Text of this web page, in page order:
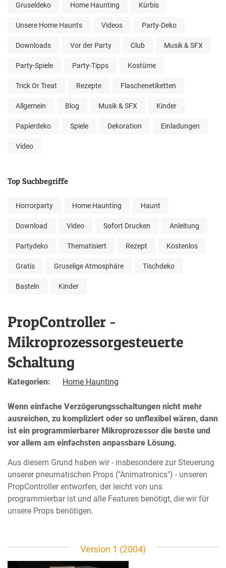
Gruseldeko Home Haunting Kürbis
Unsere Home Haunts Videos Party-Deko
Downloads Vor der Party Club Musik & SFX
Party-Spiele Party-Tipps Kostüme
Trick Or Treat Rezepte Flaschenetiketten
Allgemein Blog Musik & SFX Kinder
Papierdeko Spiele Dekoration Einladungen
Video
Top Suchbegriffe
Horrorparty Home Haunting Haunt
Download Video Sofort Drucken Anleitung
Partydeko Thematisiert Rezept Kostenlos
Gratis Gruselige Atmosphäre Tischdeko
Basteln Kinder
PropController -
Mikroprozessorgesteuerte
Schaltung
Kategorien: Home Haunting
Wenn einfache Verzögerungsschaltungen nicht mehr
ausreichen, zu kompliziert oder so unflexibel wären, dann
ist ein programmierbarer Mikroprozessor die beste und
vor allem am einfachsten anpassbare Lösung.
Aus diesem Grund haben wir - insbesondere zur Steuerung
unserer pneumatischen Props ("Animatronics") - unseren
PropController entworfen, der leicht von uns
programmierbar ist und alle Features benötigt, die wir für
unsere Props benötigen.
Version 1 (2004)